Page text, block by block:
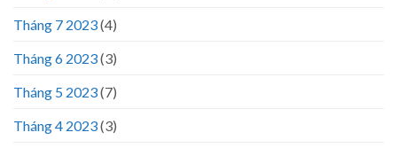
Tháng 7 2023(4)
Tháng 6 2023(3)
Tháng 5 2023(7)
Tháng 4 2023(3)